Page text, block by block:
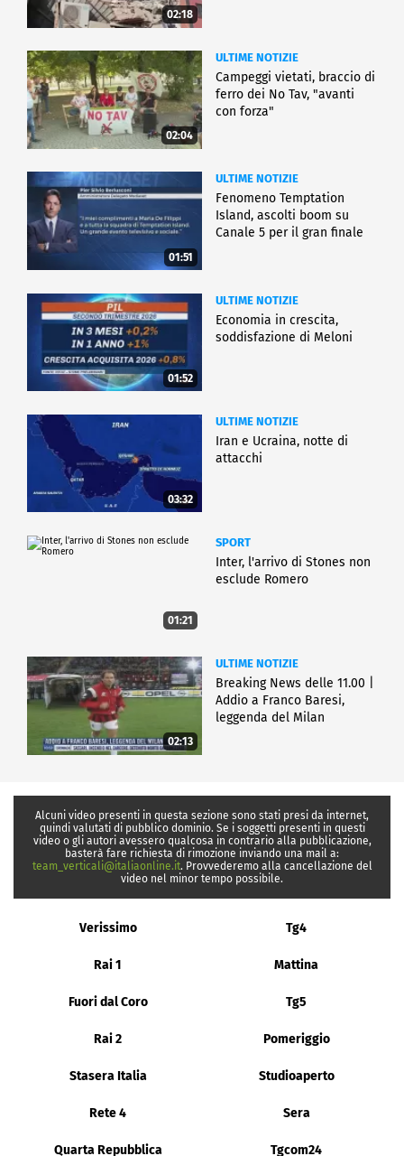
02:18
02:04
ULTIME NOTIZIE
Campeggi vietati, braccio di
ferro dei No Tav, "avanti
con forza"
01:51
ULTIME NOTIZIE
Fenomeno Temptation
Island, ascolti boom su
Canale 5 per il gran finale
01:52
ULTIME NOTIZIE
Economia in crescita,
soddisfazione di Meloni
03:32
ULTIME NOTIZIE
Iran e Ucraina, notte di
attacchi
01:21
SPORT
Inter, l'arrivo di Stones non
esclude Romero
02:13
ULTIME NOTIZIE
Breaking News delle 11.00 |
Addio a Franco Baresi,
leggenda del Milan
Alcuni video presenti in questa sezione sono stati presi da internet,
quindi valutati di pubblico dominio. Se i soggetti presenti in questi
video o gli autori avessero qualcosa in contrario alla pubblicazione,
basterà fare richiesta di rimozione inviando una mail a:
team_verticali@italiaonline.it. Provvederemo alla cancellazione del
video nel minor tempo possibile.
Verissimo Tg4
Rai 1 Mattina
Fuori dal Coro Tg5
Rai 2 Pomeriggio
Stasera Italia Studioaperto
Rete 4 Sera
Quarta Repubblica Tgcom24